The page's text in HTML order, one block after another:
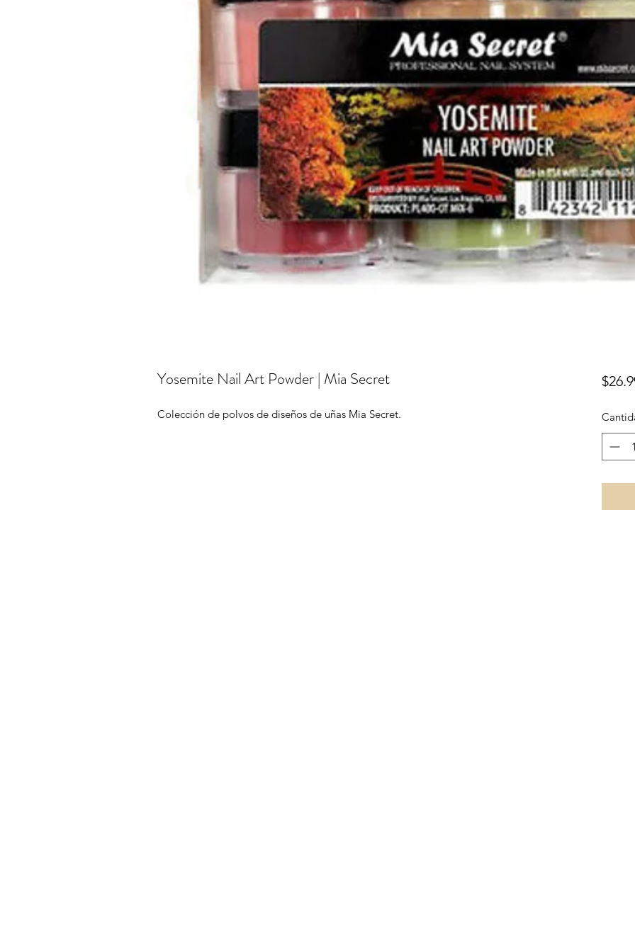
Yosemite Nail Art Powder | Mia Secret
Colección de polvos de diseños de uñas Mia Secret.